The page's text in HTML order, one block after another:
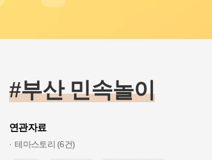
#여성 독립운동가
#산성
#부산 민속놀이
연관자료
테마스토리 (6건)